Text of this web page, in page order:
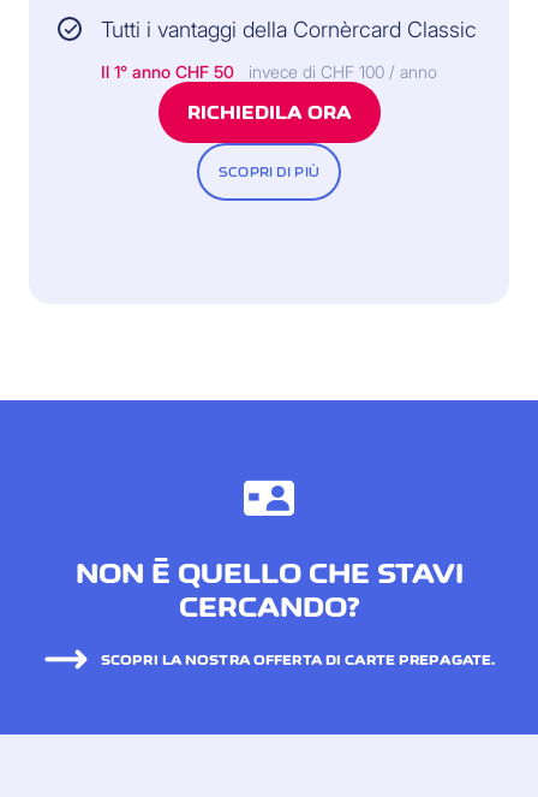
Tutti i vantaggi della Cornèrcard Classic
Il 1° anno CHF 50 invece di CHF 100 / anno
RICHIEDILA ORA
SCOPRI DI PIÙ
NON È QUELLO CHE STAVI
CERCANDO?
SCOPRI LA NOSTRA OFFERTA DI CARTE PREPAGATE.